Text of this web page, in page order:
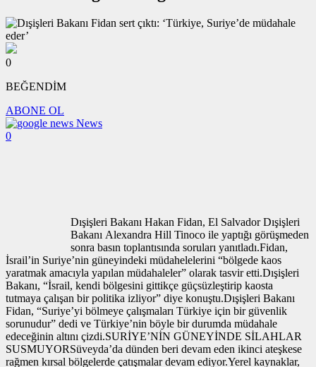
0
BEĞENDİM
ABONE OL
News
0
Dışişleri Bakanı Hakan Fidan, El Salvador Dışişleri
Bakanı Alexandra Hill Tinoco ile yaptığı görüşmeden
sonra basın toplantısında soruları yanıtladı.Fidan,
İsrail’in Suriye’nin güneyindeki müdahelelerini “bölgede kaos
yaratmak amacıyla yapılan müdahaleler” olarak tasvir etti.Dışişleri
Bakanı, “İsrail, kendi bölgesini gittikçe güçsüzleştirip kaosta
tutmaya çalışan bir politika izliyor” diye konuştu.Dışişleri Bakanı
Fidan, “Suriye’yi bölmeye çalışmaları Türkiye için bir güvenlik
sorunudur” dedi ve Türkiye’nin böyle bir durumda müdahale
edeceğinin altını çizdi.SURİYE’NİN GÜNEYİNDE SİLAHLAR
SUSMUYORSüveyda’da dünden beri devam eden ikinci ateşkese
rağmen kırsal bölgelerde çatışmalar devam ediyor.Yerel kaynaklar,